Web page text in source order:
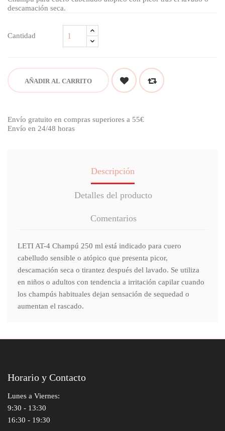
descamación seca.
Cantidad
AÑADIR AL CARRITO
Envío gratuito en compras superiores a 55€
Envío en 24/48 horas
Descripción
Detalles del producto
Comentarios
LETI AT-4 Champú 250 ml está indicado para cuero
cabelludo sensible o atópico que presenta picor,
descamación seca o tirantez después del lavado. Se utiliza
en niños o adultos con tendencia a irritación capilar cuando
los champús habituales dejan sensación de sequedad o
aumentan el rascado.
Horario y Contacto
Lunes a Viernes:
9:30 - 13:30
16:30 - 19:30